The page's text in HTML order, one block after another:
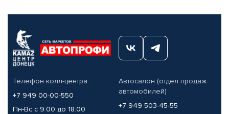
Телефон колл-центра
+7 949 00-00-550
Пн-Вс с 9.00 до 18.00
Автосалон (отдел продаж
автомобилей)
+7 949 503-45-55